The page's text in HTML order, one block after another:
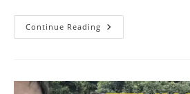
Continue Reading